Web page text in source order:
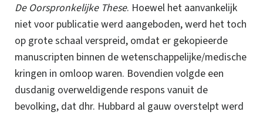
De Oorspronkelijke These. Hoewel het aanvankelijk
niet voor publicatie werd aangeboden, werd het toch
op grote schaal verspreid, omdat er gekopieerde
manuscripten binnen de wetenschappelijke/medische
kringen in omloop waren. Bovendien volgde een
dusdanig overweldigende respons vanuit de
bevolking, dat dhr. Hubbard al gauw overstelpt werd